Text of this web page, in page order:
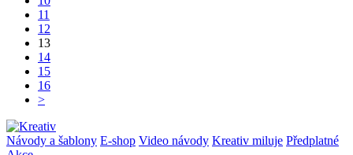
11
12
13
14
15
16
>
Návody a šablony E-shop Video návody Kreativ miluje Předplatné